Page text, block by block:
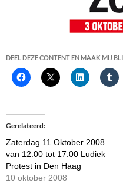
DEEL DEZE CONTENT EN MAAK MIJ
Gerelateerd
Zaterdag 11 Oktober 2008
van 12:00 tot 17:00 Ludiek
Protest in Den Haag
10 oktober 2008